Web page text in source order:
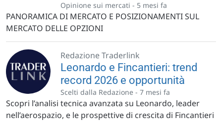
Opinione sui mercati - 5 mesi fa
PANORAMICA DI MERCATO E POSIZIONAMENTI SUL
MERCATO DELLE OPZIONI
Redazione Traderlink
Leonardo e Fincantieri: trend
record 2026 e opportunità
Scelti dalla Redazione - 7 mesi fa
Scopri l’analisi tecnica avanzata su Leonardo, leader
nell’aerospazio, e le prospettive di crescita di Fincantieri